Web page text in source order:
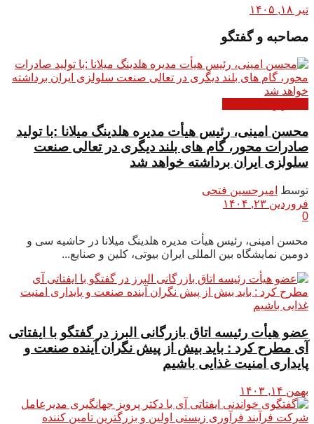
تیر ۱۸, ۱۴۰۵
مصاحبه و گفتگو
محسن امینی، رئیس هیأت مدیره هلدینگ میلانا :با تولید
صادرات محور، گام های بلند دیگری در تعالی صنعت
سلولزی ایران برداشته خواهد شد
توسط امیرحسین فتحی
فروردین ۲۳, ۱۴۰۴
0
محسن امینی، رئیس هیأت مدیره هلدینگ میلانا در حاشیه سی و
دومین نمایشگاه بین المللی ایران بیوتی، کلین و صنایع...
عضو هیأت رئیسه اتاق بازرگانی البرز در گفتگو با ایفتاتی
آی مطرح کرد : باید بیش از پیش نگران آینده صنعت و
پایداری امنیت غذایی باشیم
بهمن ۱۴, ۱۴۰۳